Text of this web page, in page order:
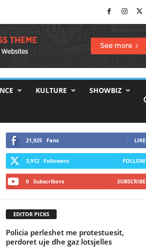
KULTURE SHOWBIZ
21,925 Fans LIKE
3,912 Followers FOLLOW
0 Subscribers SUBSCRIBE
EDITOR PICKS
Policia perleshet me protestuesit,
perdoret uje dhe gaz lotsjelles